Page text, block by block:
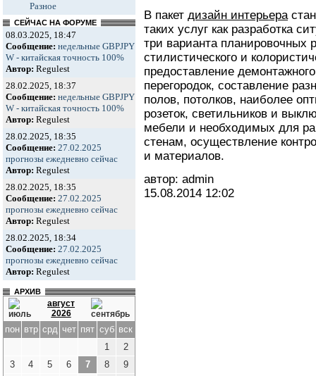
Разное
СЕЙЧАС НА ФОРУМЕ
08.03.2025, 18:47
Сообщение: недельные GBPJPY
W - китайская точность 100%
Автор: Regulest
28.02.2025, 18:37
Сообщение: недельные GBPJPY
W - китайская точность 100%
Автор: Regulest
28.02.2025, 18:35
Сообщение: 27.02.2025
прогнозы ежедневно сейчас
Автор: Regulest
28.02.2025, 18:35
Сообщение: 27.02.2025
прогнозы ежедневно сейчас
Автор: Regulest
28.02.2025, 18:34
Сообщение: 27.02.2025
прогнозы ежедневно сейчас
Автор: Regulest
АРХИВ
август
2026
пон втр срд чет пят суб вск
1
2
3
4 5 6 7 8
9
В пакет дизайн интерьера
таких услуг как разработка
три варианта планировочных
стилистического и
предоставление
перегородок, составление
полов, потолков, наиболее
розеток, светильников и
мебели и необходимых для
стенам, осуществление
и материалов.
автор: admin
15.08.2014 12:02